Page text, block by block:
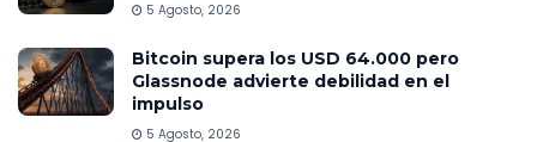
5 Agosto, 2026
Bitcoin supera los USD 64.000 pero
Glassnode advierte debilidad en el
impulso
5 Agosto, 2026